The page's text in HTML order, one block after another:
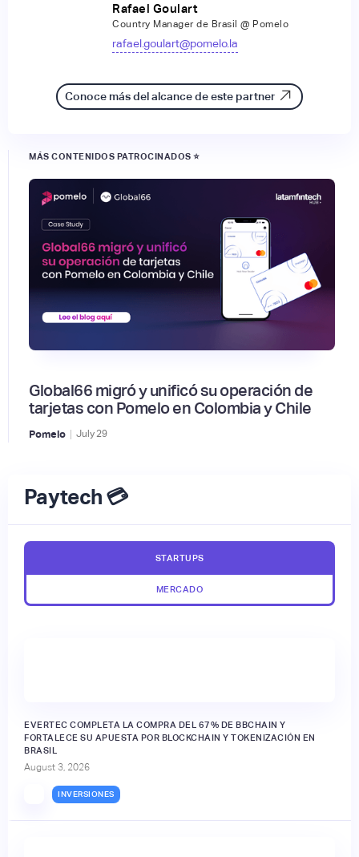
Rafael Goulart
Country Manager de Brasil @ Pomelo
rafael.goulart@pomelo.la
Conoce más del alcance de este partner
MÁS CONTENIDOS PATROCINADOS ⭐
Global66 migró y unificó su operación de
tarjetas con Pomelo en Colombia y Chile
Pomelo | July29
Paytech 💳
STARTUPS
MERCADO
EVERTEC COMPLETA LA COMPRA DEL 67% DE BBCHAIN Y
FORTALECE SU APUESTA POR BLOCKCHAIN Y TOKENIZACIÓN EN
BRASIL
August 3, 2026
INVERSIONES